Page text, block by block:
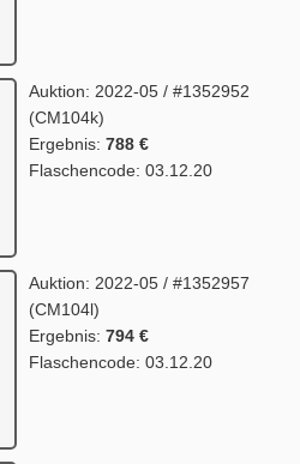
Auktion: 2022-05 / #1352952
(CM104k)
Ergebnis: 788 €
Flaschencode: 03.12.20
Auktion: 2022-05 / #1352957
(CM104l)
Ergebnis: 794 €
Flaschencode: 03.12.20